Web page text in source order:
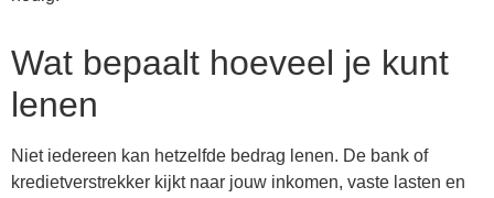
Wat bepaalt hoeveel je kunt
lenen
Niet iedereen kan hetzelfde bedrag lenen. De bank of
kredietverstrekker kijkt naar jouw inkomen, vaste lasten en